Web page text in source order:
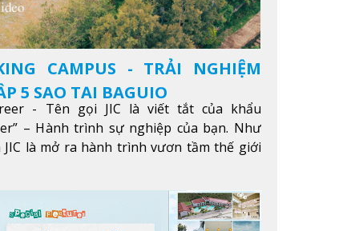
CAMPUS - TRẢI NGHIỆM
5 SAO TẠI BAGUIO
- Tên gọi JIC là viết tắt của khẩu
– Hành trình sự nghiệp của bạn. Như
là mở ra hành trình vươn tầm thế giới